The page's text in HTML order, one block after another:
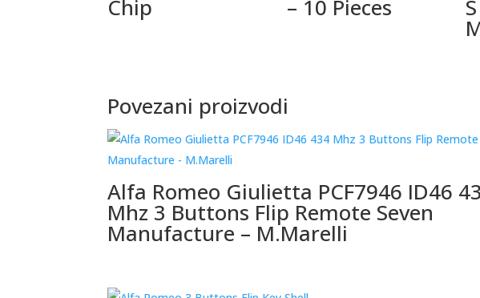
Chip – 10 Pieces
Povezani proizvodi
Alfa Romeo Giulietta PCF7946 ID46
Mhz 3 Buttons Flip Remote Seven
Manufacture – M.Marelli